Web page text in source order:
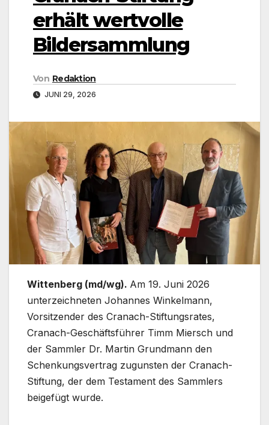
erhält wertvolle
Bildersammlung
Von Redaktion
JUNI 29, 2026
Wittenberg (md/wg). Am 19. Juni 2026
unterzeichneten Johannes Winkelmann,
Vorsitzender des Cranach-Stiftungsrates,
Cranach-Geschäftsführer Timm Miersch und
der Sammler Dr. Martin Grundmann den
Schenkungsvertrag zugunsten der Cranach-
Stiftung, der dem Testament des Sammlers
beigefügt wurde.